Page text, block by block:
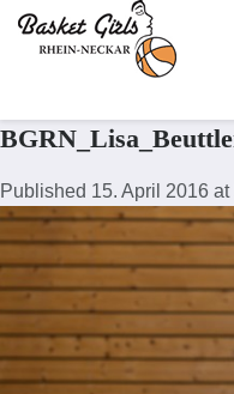
Published 15. April 2016 at